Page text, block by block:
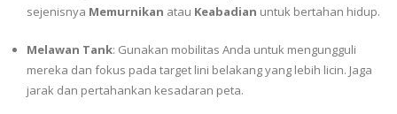
sejenisnya Memurnikan atau Keabadian untuk bertahan hidup.
Melawan Tank: Gunakan mobilitas Anda untuk mengungguli
mereka dan fokus pada target lini belakang yang lebih licin. Jaga
jarak dan pertahankan kesadaran peta.